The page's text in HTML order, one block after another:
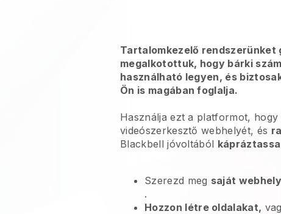
Tartalomkezelő rendszerünket
megalkotottuk, hogy bárki
használható legyen, és
Ön is magában foglalja.
Használja ezt a platformot,
videószerkesztő webhelyét, és
Blackbell jóvoltából
Szerezd meg saját
.
Hozzon létre oldalakat,